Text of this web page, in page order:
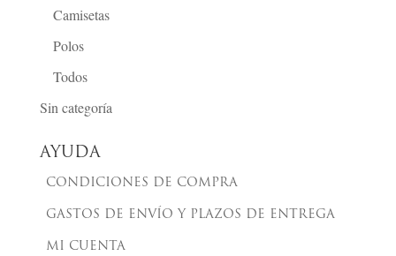
Camisetas
Polos
Todos
Sin categoría
AYUDA
CONDICIONES DE COMPRA
GASTOS DE ENVÍO Y PLAZOS DE ENTREGA
MI CUENTA